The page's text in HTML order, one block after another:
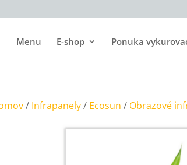
Menu E-shop Ponuka
/ Infrapanely/ Ecosun / Obrazové